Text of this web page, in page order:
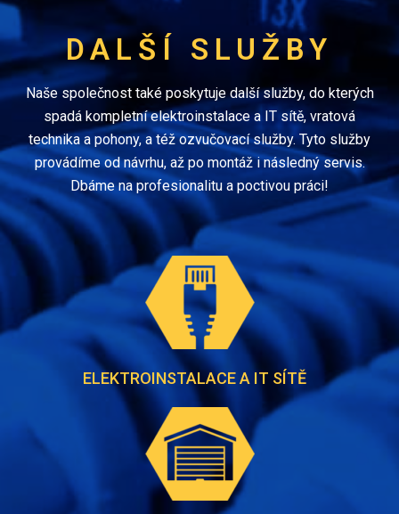
DALŠÍ SLUŽBY
Naše společnost také poskytuje další služby, do kterých
spadá kompletní elektroinstalace a IT sítě, vratová
technika a pohony, a též ozvučovací služby. Tyto služby
provádíme od návrhu, až po montáž i následný servis.
Dbáme na profesionalitu a poctivou práci!
ELEKTROINSTALACE A IT SÍTĚ